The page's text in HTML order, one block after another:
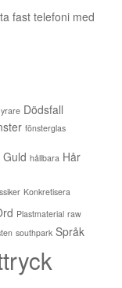
fast telefoni med
Dödsfall
fönsterglas
Guld hållbara Hår
Konkretisera
Plastmaterial raw
southpark Språk